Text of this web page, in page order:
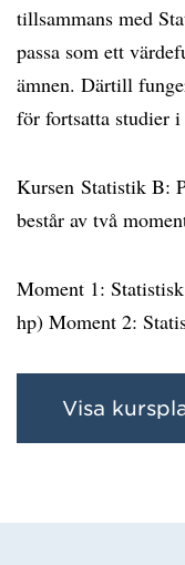
tillsammans med
passa som ett
ämnen. Därtill
för fortsatta studier
Kursen Statistik B:
består av två
Moment 1:
hp) Moment 2:
Visa